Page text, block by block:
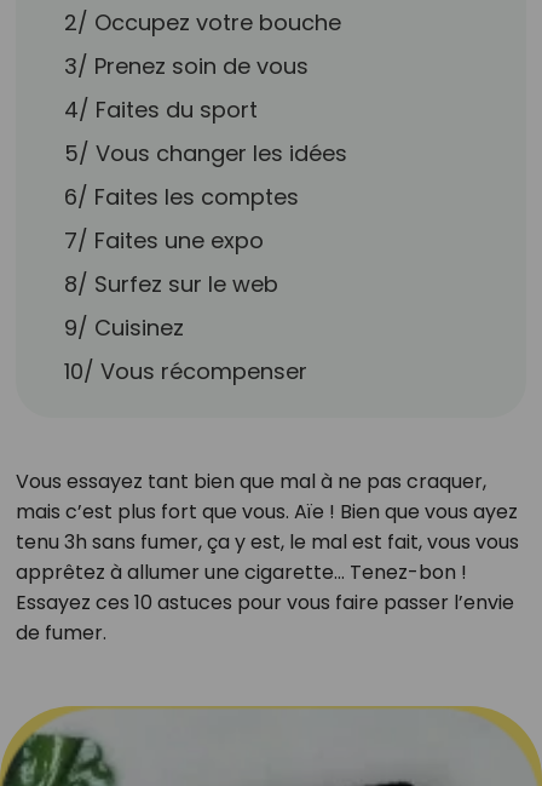
2/ Occupez votre bouche
3/ Prenez soin de vous
4/ Faites du sport
5/ Vous changer les idées
6/ Faites les comptes
7/ Faites une expo
8/ Surfez sur le web
9/ Cuisinez
10/ Vous récompenser
Vous essayez tant bien que mal à ne pas craquer,
mais c’est plus fort que vous. Aïe ! Bien que vous ayez
tenu 3h sans fumer, ça y est, le mal est fait, vous vous
apprêtez à allumer une cigarette… Tenez-bon !
Essayez ces 10 astuces pour vous faire passer l’envie
de fumer.